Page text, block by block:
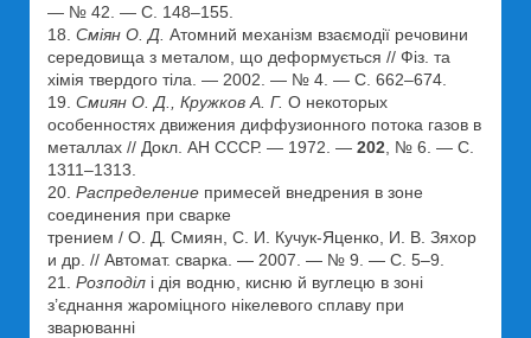
— № 42. — С. 148–155.
18. Сміян О. Д. Атомний механізм взаємодії речовини
середовища з металом, що деформується // Фіз. та
хімія твердого тіла. — 2002. — № 4. — С. 662–674.
19. Смиян О. Д., Кружков А. Г. О некоторых
особенностях движения диффузионного потока газов в
металлах // Докл. АН СССР. — 1972. — 202 , № 6. — С.
1311–1313.
20. Распределение примесей внедрения в зоне
соединения при сварке
трением / О. Д. Смиян, С. И. Кучук-Яценко, И. В. Зяхор
и др. // Автомат. сварка. — 2007. — № 9. — С. 5–9.
21. Розподіл і дія водню, кисню й вуглецю в зоні
з’єднання жароміцного нікелевого сплаву при
зварюванні